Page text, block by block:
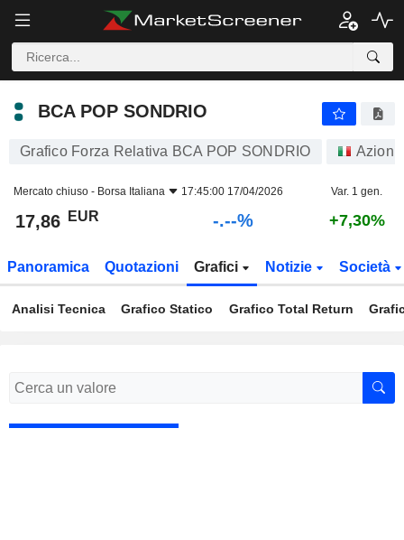
BCA POP SONDRIO 17,86 € -
BCA POP SONDRIO
Grafico Forza Relativa BCA POP SONDRIO Azioni
Mercato chiuso - Borsa Italiana 17:45:00 17/04/2026 Var. 1 gen.
17,86 EUR -.--% +7,30%
Panoramica Quotazioni Grafici Notizie Società
Analisi Tecnica Grafico Statico Grafico Total Return